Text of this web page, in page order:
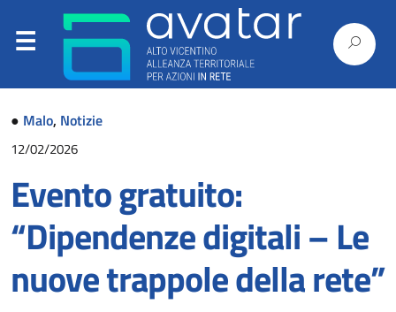
● Malo, Notizie
12/02/2026
Evento gratuito:
“Dipendenze digitali – Le
nuove trappole della rete”